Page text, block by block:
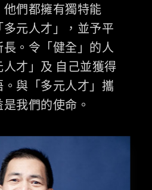
們都擁有獨特能
元人才」，並予平
。令「健全」的人
才」及 自己並獲得
與「多元人才」攜
我們的使命。